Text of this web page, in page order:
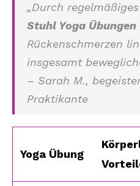
„Durch
Stuhl Yoga Übungen
Rückenschmerzen
insgesamt
– Sarah M.,
Praktikante
Yoga Übung